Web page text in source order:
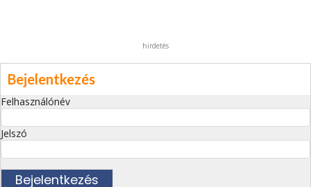
hirdetés
Bejelentkezés
Felhasználónév
Jelszó